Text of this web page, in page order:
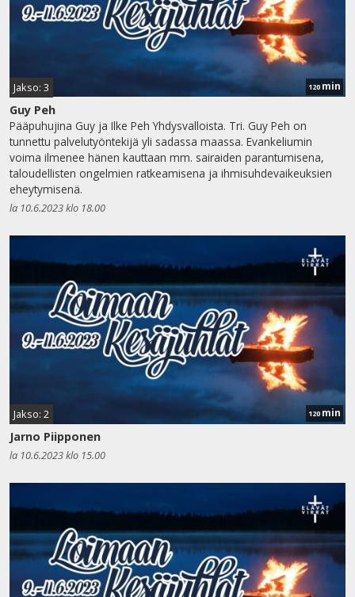
Jakso: 3 120 min
Guy Peh
Pääpuhujina Guy ja Ilke Peh Yhdysvalloista. Tri. Guy Peh on
tunnettu palvelutyöntekijä yli sadassa maassa. Evankeliumin
voima ilmenee hänen kauttaan mm. sairaiden parantumisena,
taloudellisten ongelmien ratkeamisena ja ihmisuhdevaikeuksien
eheytymisenä.
la 10.6.2023 klo 18.00
Jakso: 2 120 min
Jarno Piipponen
la 10.6.2023 klo 15.00